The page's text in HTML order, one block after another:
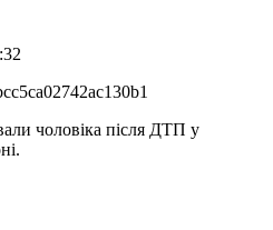
чоловіка після ДТП у